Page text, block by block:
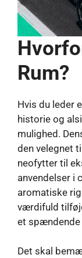
Rum?
Hvis du leder
historie og
mulighed.
den velegnet
neofytter til
anvendelser i
aromatiske
værdifuld
et spændende
Det skal